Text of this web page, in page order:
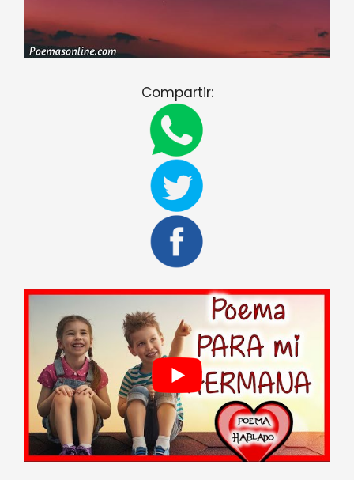
Compartir: